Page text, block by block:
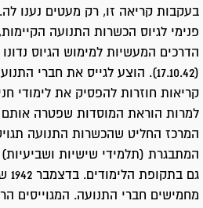
בעקבות קריאה זו, רק מעטים נענו
פנימי לגיוס הכשרות התנועה
הדרכים המעשיות למימוש הגיוס
(17.10.42). הוצע לגייס את חברי
קריאות חוזרות להפסיק את לימודי
למרות הוראת המוסדות שפטרה אותם
המרכז החליט שהכשרות התנועה
המתבגרת (תלמידי שישיות ושביעיות)
מחמישים חברי התנועה. המגוייסים